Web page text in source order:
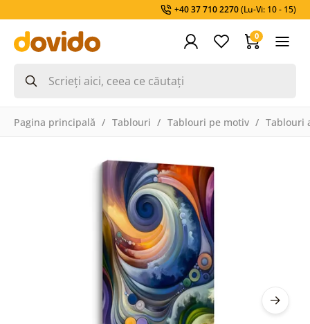
+40 37 710 2270(Lu-Vi: 10 - 15)
0
Pagina principală Tablouri Tablouri pe motiv Tablouri